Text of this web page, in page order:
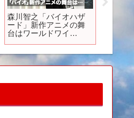
森川智之「バイオハザ
ード」新作アニメの舞
台はワールドワイ
メガ盛りステージ！
【PS5